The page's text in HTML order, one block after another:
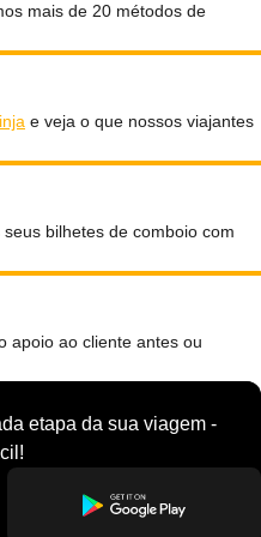
mais de 20 métodos de
e veja o que nossos viajantes
bilhetes de comboio com
apoio ao cliente antes ou
etapa da sua viagem -